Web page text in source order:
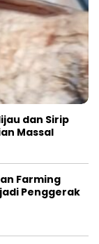
dan Sirip
Massal
Farming
Penggerak